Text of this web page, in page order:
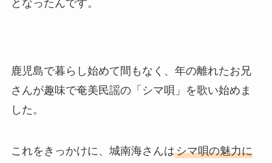
となったんです。
鹿児島で暮らし始めて間もなく、年の離れたお兄
さんが趣味で奄美民謡の「シマ唄」を歌い始めま
した。
これをきっかけに、城南海さんはシマ唄の魅力に